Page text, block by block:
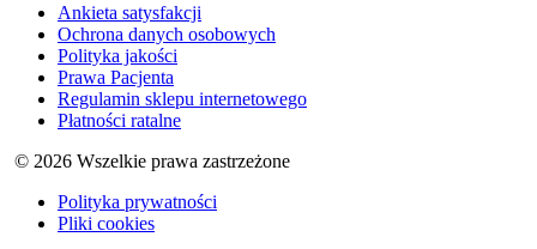
Ankieta satysfakcji
Ochrona danych osobowych
Polityka jakości
Prawa Pacjenta
Regulamin sklepu internetowego
Płatności ratalne
© 2026 Wszelkie prawa zastrzeżone
Polityka prywatności
Pliki cookies